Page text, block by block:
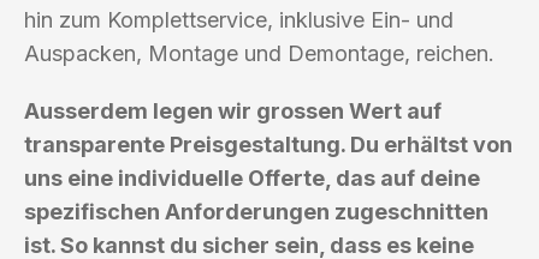
hin zum Komplettservice, inklusive Ein- und
Auspacken, Montage und Demontage, reichen.
Ausserdem legen wir grossen Wert auf
transparente Preisgestaltung. Du erhältst von
uns eine individuelle Offerte, das auf deine
spezifischen Anforderungen zugeschnitten
ist. So kannst du sicher sein, dass es keine